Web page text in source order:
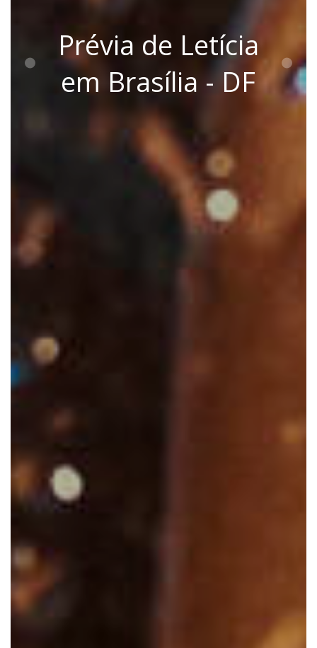
Prévia de Letícia
em Brasília - DF